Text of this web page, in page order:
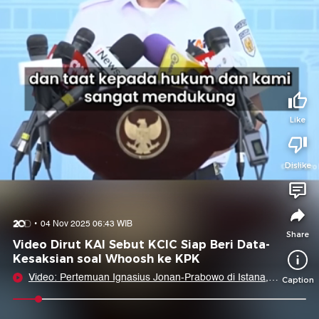
Like
Dislike
Share
Caption
04 Nov 2025 06:43 WIB
Video Dirut KAI Sebut KCIC Siap Beri Data-
Kesaksian soal Whoosh ke KPK
Video: Pertemuan Ignasius Jonan-Prabowo di Istana,
Share to
Facebook Whatsapp Telegram
Suka video ini?
Login untuk menyampaikan pendapat.
Masuk
Tidak suka video ini?
Login untuk menyampaikan pendapat.
Masuk